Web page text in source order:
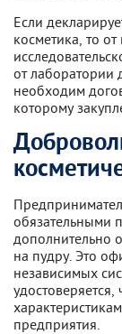
Если
косметика, то
от лаборатории
необходим
которому
обязательными
дополнительно
на пудру. Это
независимых
предприятия.